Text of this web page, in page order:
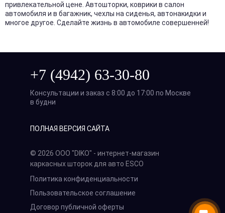
привлекательной цене. Автошторки, коврики в салон
автомобиля и в багажник, чехлы на сиденья, автонакидки и
многое другое. Сделайте жизнь в автомобиле совершенней!
+7 (4942) 63-30-80
Консультации и заказ с 8:00 до 17:00 по Москве
в будни
ПОЛНАЯ ВЕРСИЯ САЙТА
© 2026 ООО "DIKO" - интернет-магазин
каркасных шторок для авто ESCO
Политика конфиденциальности
Пользовательское соглашение
Договор публичной оферты